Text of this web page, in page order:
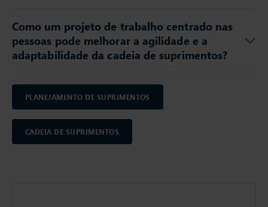
Como um projeto de trabalho centrado nas
pessoas pode melhorar a agilidade e a
adaptabilidade da cadeia de suprimentos?
PLANEJAMENTO DE SUPRIMENTOS
CADEIA DE SUPRIMENTOS